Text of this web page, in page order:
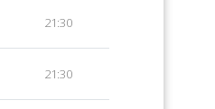
21:30
21:30